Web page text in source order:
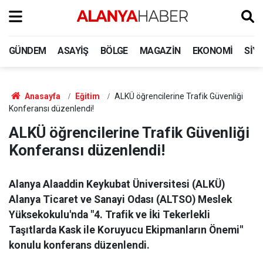
GÜNDEM ASAYIŞ BÖLGE MAGAZIN EKONOMI
Anasayfa Eğitim
ALKÜ öğrencilerine Trafik Güvenliği
Konferansı düzenlendi!
ALKÜ öğrencilerine Trafik Güvenliği
Konferansı düzenlendi!
Alanya Alaaddin Keykubat Üniversitesi (ALKÜ)
Alanya Ticaret ve Sanayi Odası (ALTSO) Meslek
Yüksekokulu'nda "4. Trafik ve İki Tekerlekli
Taşıtlarda Kask ile Koruyucu Ekipmanların Önemi"
konulu konferans düzenlendi.